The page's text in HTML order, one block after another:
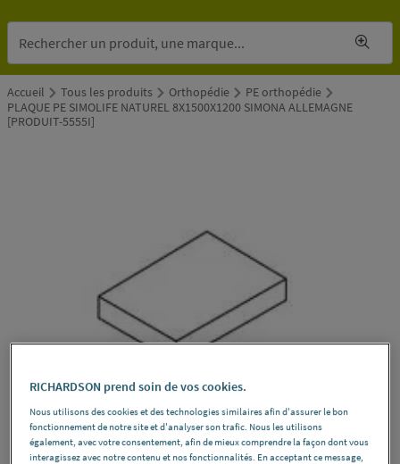
Accueil Tous les produits Orthopédie
PE orthopédie
PLAQUE PE SIMOLIFE NATUREL 8X1500X1200 SIMONA ALLEMAGNE
[PRODUIT-5555I]
RICHARDSON prend soin de vos cookies.
Nous utilisons des cookies et des technologies similaires afin d'assurer le bon
fonctionnement de notre site et d'analyser son trafic. Nous les utilisons
également, avec votre consentement, afin de mieux comprendre la façon dont vous
interagissez avec notre contenu et nos fonctionnalités. En acceptant ce message,